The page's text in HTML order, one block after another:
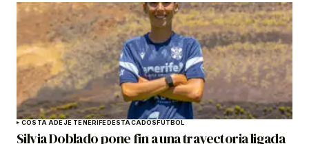
COSTA ADEJE TENERIFEDESTACADOSFÚTBOL
Silvia Doblado pone fin a una trayectoria ligada